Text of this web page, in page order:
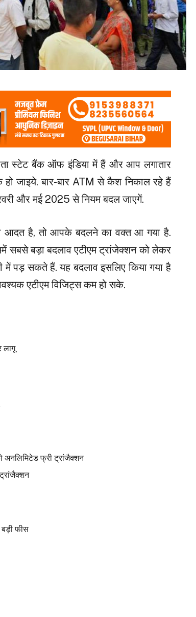
स्टेट बैंक ऑफ इंडिया में हैं और आप लगातार
जाइये. बार-बार ATM से कैश निकाल रहे हैं
और मई 2025 से नियम बदल जाएगें.
आदत है, तो आपके बदलने का वक्त आ गया है.
सबसे बड़ा बदलाव एटीएम ट्रांजेक्शन को लेकर
पड़ सकते हैं. यह बदलाव इसलिए किया गया है
एटीएम विजिट्स कम हो सके.
लागू
फ्री ट्रांजैक्शन
बड़ी फीस